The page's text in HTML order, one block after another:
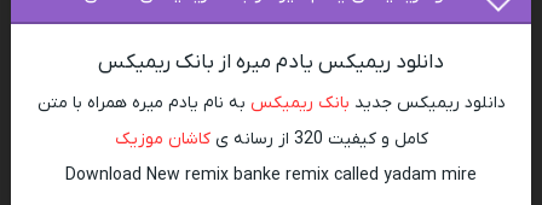
دانلود ریمیکس یادم میره از بانک ریمیکس
دانلود ریمیکس جدید بانک ریمیکس به نام یادم میره همراه با متن
کامل و کیفیت 320 از رسانه ی
کاشان موزیک
Download New remix banke remix called yadam mire